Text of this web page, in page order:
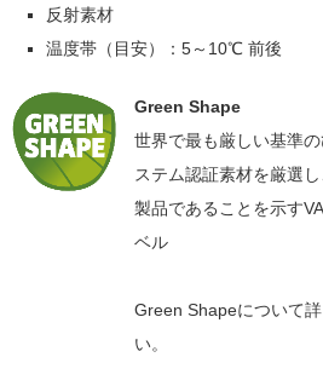
反射素材
温度帯（目安）：5～10℃ 前後
Green Shape
世界で最も厳しい基準
ステム認証素材を厳選
製品であることを示す
ベル
Green Shapeについて
い。